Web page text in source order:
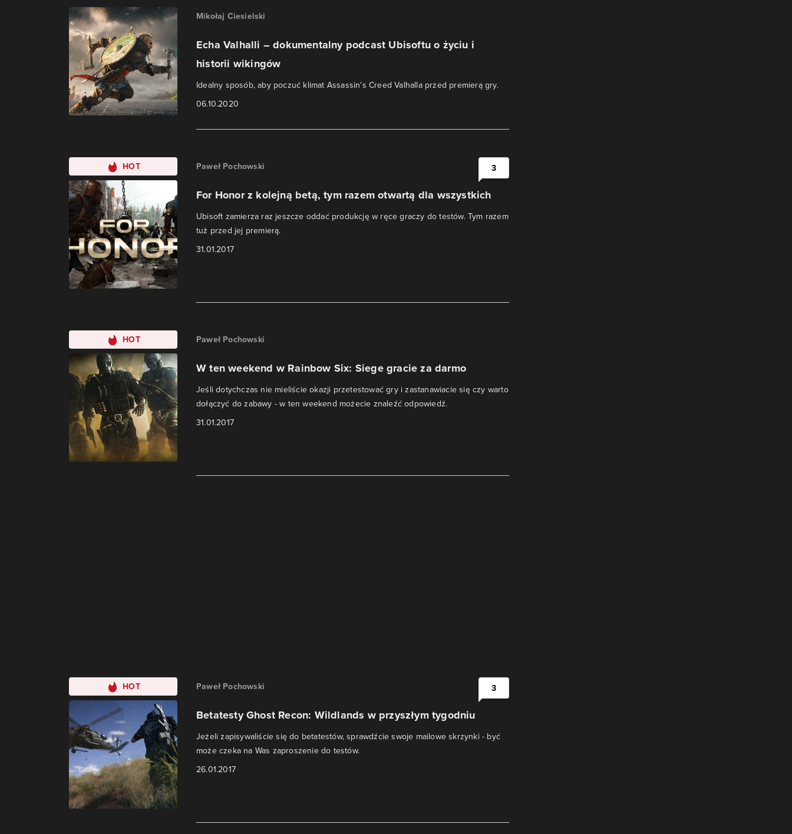
Mikołaj Ciesielski
Echa Valhalli – dokumentalny podcast Ubisoftu o życiu i
historii wikingów
Idealny sposób, aby poczuć klimat Assassin’s Creed Valhalla przed premierą gry.
06.10.2020
HOT Paweł Pochowski
For Honor z kolejną betą, tym razem otwartą dla wszystkich
Ubisoft zamierza raz jeszcze oddać produkcję w ręce graczy do testów. Tym razem
tuż przed jej premierą.
31.01.2017
3
HOT Paweł Pochowski
W ten weekend w Rainbow Six: Siege gracie za darmo
Jeśli dotychczas nie mieliście okazji przetestować gry i zastanawiacie się czy warto
dołączyć do zabawy - w ten weekend możecie znaleźć odpowiedź.
31.01.2017
HOT Paweł Pochowski
Betatesty Ghost Recon: Wildlands w przyszłym tygodniu
Jeżeli zapisywaliście się do betatestów, sprawdźcie swoje mailowe skrzynki - być
może czeka na Was zaproszenie do testów.
26.01.2017
3